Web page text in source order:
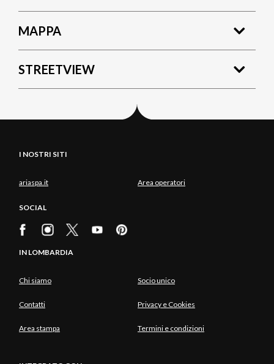
MAPPA
STREETVIEW
I NOSTRI SITI
ariaspa.it Area operatori
SOCIAL
IN LOMBARDIA
Chi siamo Socio unico
Contatti Privacy e Cookies
Area stampa Termini e condizioni